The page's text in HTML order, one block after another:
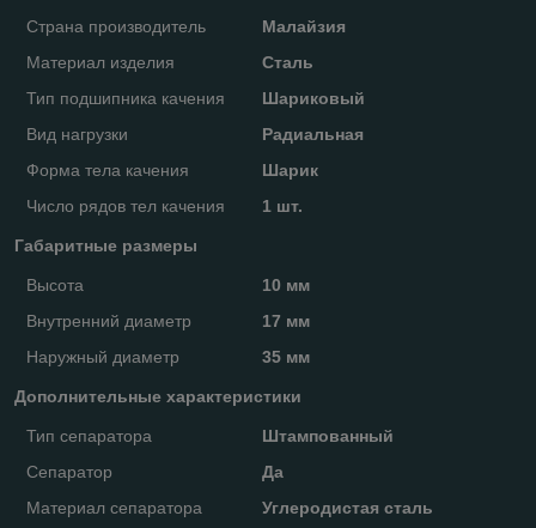
Страна производитель
Малайзия
Материал изделия
Сталь
Тип подшипника качения
Шариковый
Вид нагрузки
Радиальная
Форма тела качения
Шарик
Число рядов тел качения
1 шт.
Габаритные размеры
Высота
10 мм
Внутренний диаметр
17 мм
Наружный диаметр
35 мм
Дополнительные характеристики
Тип сепаратора
Штампованный
Сепаратор
Да
Материал сепаратора
Углеродистая сталь